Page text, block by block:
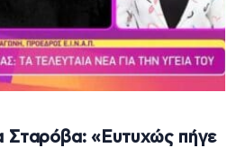
Σταρόβα: «Ευτυχώς πήγε